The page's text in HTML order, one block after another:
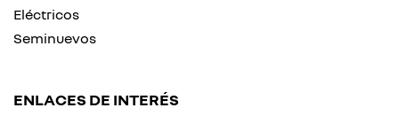
Eléctricos
Seminuevos
ENLACES DE INTERÉS